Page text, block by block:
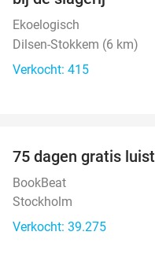
Ekoelogisch
Dilsen-Stokkem (6 km)
Verkocht: 415
75 dagen gratis
BookBeat
Stockholm
Verkocht: 39.275